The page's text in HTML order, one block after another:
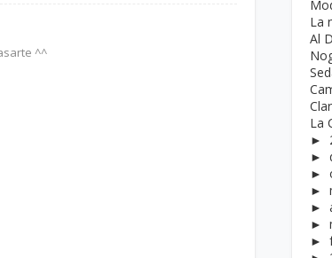
^^
La
Al
La
►
►
►
►
►
►
►